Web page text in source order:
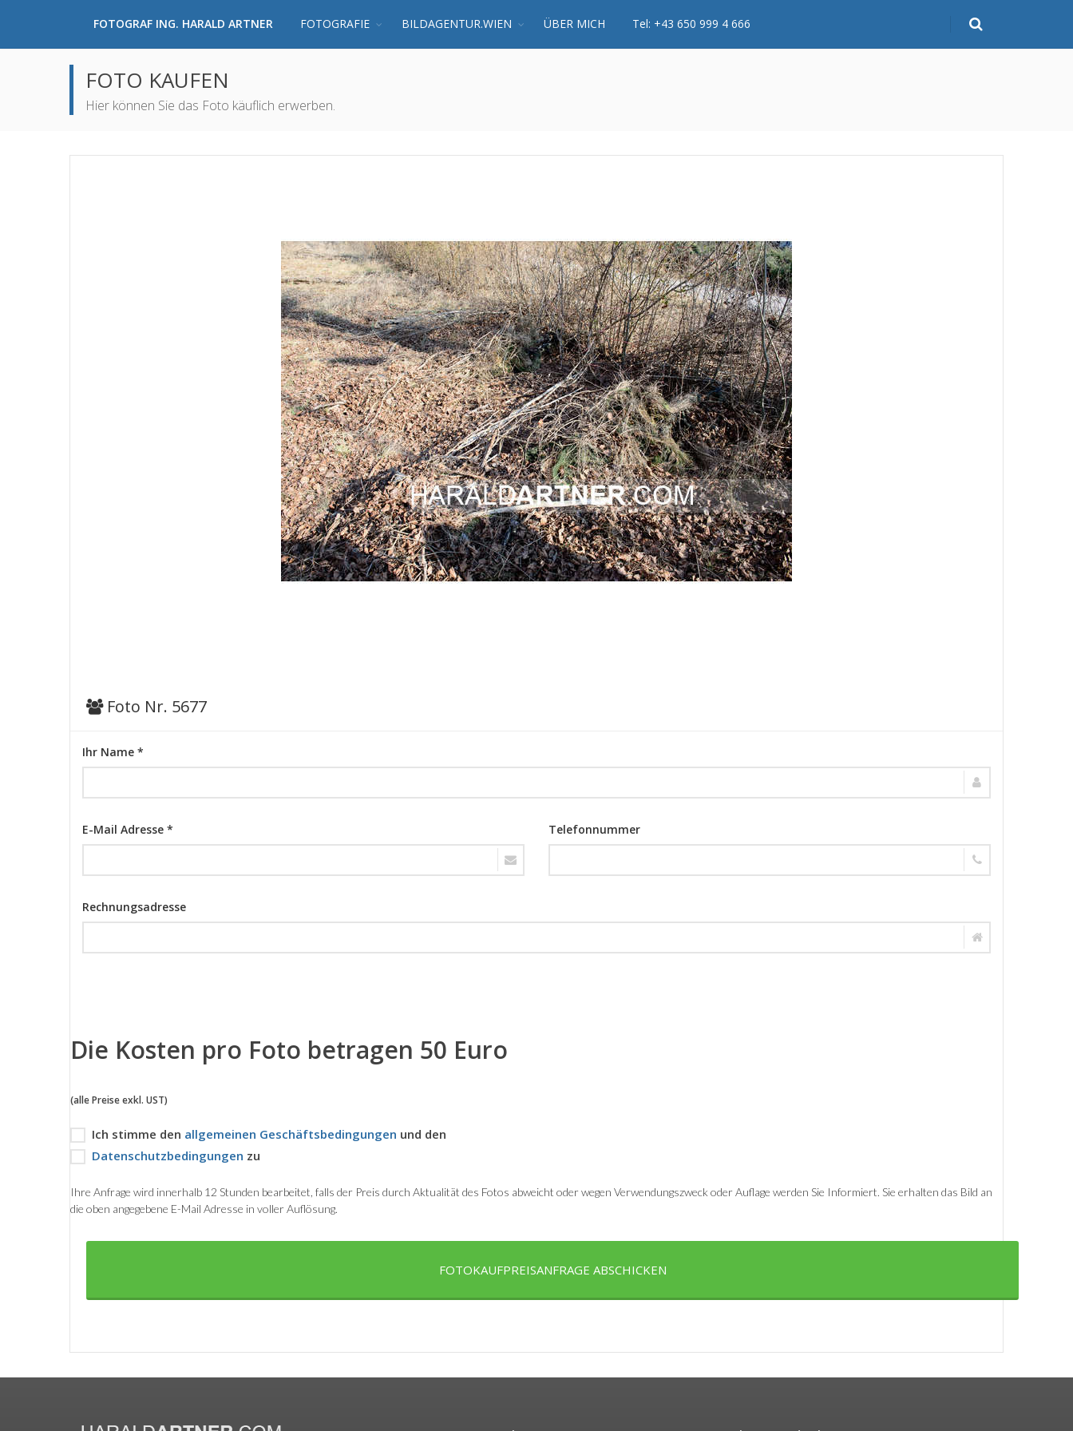
FOTOGRAF ING. HARALD ARTNER FOTOGRAFIE BILDAGENTUR.WIEN ÜBER MICH Tel: +43 650 999 4 666
FOTO KAUFEN
Hier können Sie das Foto käuflich erwerben.
Foto Nr. 5677
Ihr Name *
E-Mail Adresse * Telefonnummer
Rechnungsadresse
Die Kosten pro Foto betragen 50 Euro
(alle Preise exkl. UST)
Ich stimme den allgemeinen Geschäftsbedingungen und den
Datenschutzbedingungen zu
Ihre Anfrage wird innerhalb 12 Stunden bearbeitet, falls der Preis durch Aktualität des Fotos abweicht oder wegen Verwendungszweck oder Auflage werden Sie Informiert. Sie erhalten das Bild an
die oben angegebene E-Mail Adresse in voller Auflösung.
FOTOKAUFPREISANFRAGE ABSCHICKEN